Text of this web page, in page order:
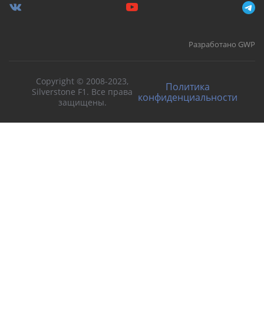
Разработано GWP
Copyright © 2008-2023,
Silverstone F1. Все права
защищены.
Политика
конфиденциальности